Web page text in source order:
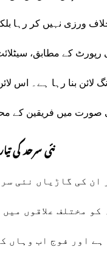
ورزی نہیں کر رہا
رپورٹ کے مطابق،
لائن بنا رہا ہے۔ اس
صورت میں فریقین کے
نئی سرحد کی
ان کی گاڑیاں نئی
مختلف علاقوں میں
اور فوج اب وہاں